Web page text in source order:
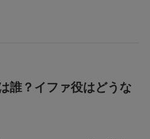
誰？イファ役はどうな